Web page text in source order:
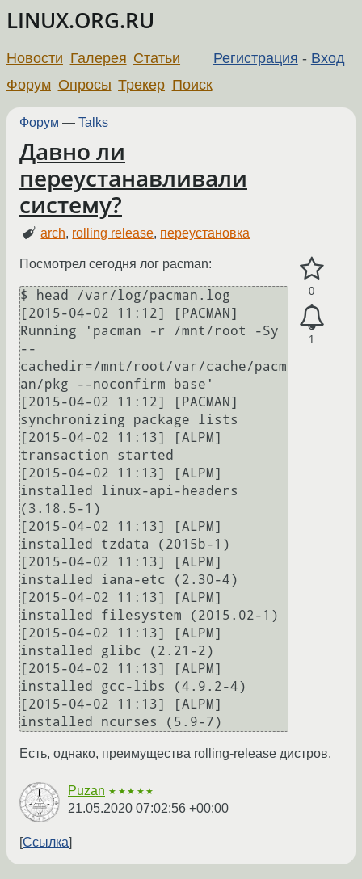
LINUX.ORG.RU
Регистрация - Вход
Новости Галерея Статьи
Форум Опросы Трекер Поиск
Форум — Talks
Давно ли
переустанавливали
систему?
arch, rolling release, переустановка
0
1
Посмотрел сегодня лог pacman:
$ head /var/log/pacman.log
[2015-04-02 11:12] [PACMAN]
Running 'pacman -r /mnt/root -Sy
--
cachedir=/mnt/root/var/cache/pacm
an/pkg --noconfirm base'
[2015-04-02 11:12] [PACMAN]
synchronizing package lists
[2015-04-02 11:13] [ALPM]
transaction started
[2015-04-02 11:13] [ALPM]
installed linux-api-headers
(3.18.5-1)
[2015-04-02 11:13] [ALPM]
installed tzdata (2015b-1)
[2015-04-02 11:13] [ALPM]
installed iana-etc (2.30-4)
[2015-04-02 11:13] [ALPM]
installed filesystem (2015.02-1)
[2015-04-02 11:13] [ALPM]
installed glibc (2.21-2)
[2015-04-02 11:13] [ALPM]
installed gcc-libs (4.9.2-4)
[2015-04-02 11:13] [ALPM]
Есть, однако, преимущества rolling-release дистров.
Puzan ★★★★★
21.05.2020 07:02:56 +00:00
Ссылка